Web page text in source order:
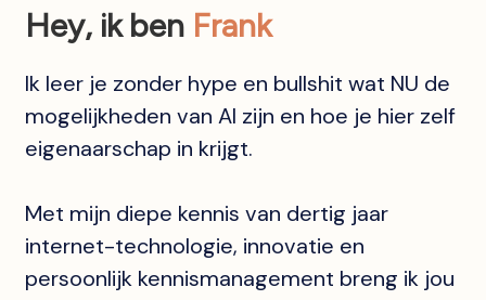
Hey, ik ben Frank
Ik leer je zonder hype en bullshit wat NU de
mogelijkheden van AI zijn en hoe je hier zelf
eigenaarschap in krijgt.
Met mijn diepe kennis van dertig jaar
internet-technologie, innovatie en
persoonlijk kennismanagement breng ik jou